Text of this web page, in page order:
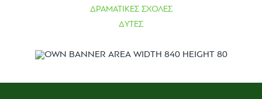
ΔΡΑΜΑΤΙΚΕΣ ΣΧΟΛΕΣ
ΔΥΤΕΣ